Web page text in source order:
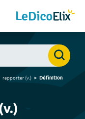
rapporter(v.) Définition